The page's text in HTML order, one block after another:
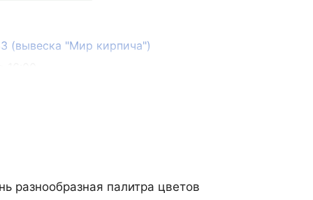
(вывеска "Мир кирпича")
разнообразная палитра цветов